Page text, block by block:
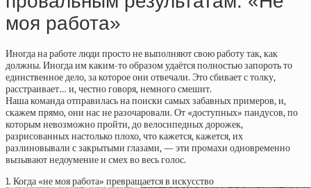
моя работа»
Иногда на работе люди просто не выполняют свою работу так, как
должны. Иногда им каким-то образом удаётся полностью запороть то
единственное дело, за которое они отвечали. Это сбивает с толку,
расстраивает… и, честно говоря, немного смешит.
Наша команда отправилась на поиски самых забавных примеров, и,
скажем прямо, они нас не разочаровали. От «доступных» пандусов, по
которым невозможно пройти, до велосипедных дорожек,
разрисованных настолько плохо, что кажется, кажется, их
разлиновывали с закрытыми глазами, — эти промахи одновременно
вызывают недоумение и смех во весь голос.
1. Когда «не моя работа» превращается в искусство